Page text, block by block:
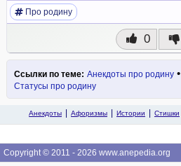
Про родину
0
Ссылки по теме: Анекдоты про родину •
Статусы про родину
Анекдоты Афоризмы Истории Стишки
Copyright © 2011 - 2026 www.anepedia.org